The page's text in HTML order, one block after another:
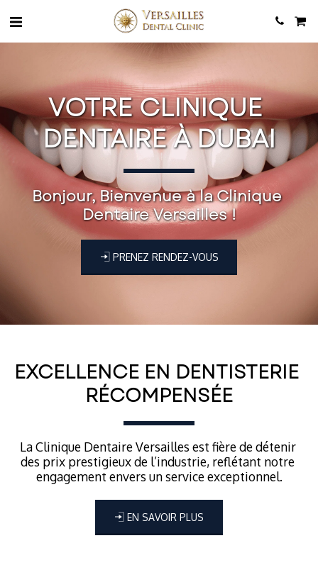
VOTRE CLINIQUE
DENTAIRE À DUBAI
Bonjour, Bienvenue à la Clinique
Dentaire Versailles !
PRENEZ RENDEZ-VOUS
EXCELLENCE EN DENTISTERIE
RÉCOMPENSÉE
La Clinique Dentaire Versailles est fière de détenir
des prix prestigieux de l’industrie, reflétant notre
engagement envers un service exceptionnel.
EN SAVOIR PLUS